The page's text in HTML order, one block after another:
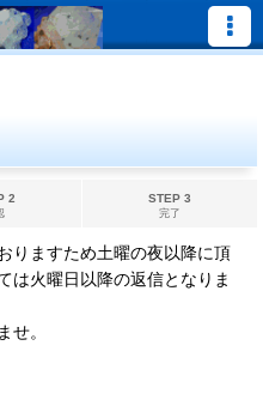
2
STEP 3
完了
りますため土曜の夜以降に頂
は火曜日以降の返信となりま
せ。